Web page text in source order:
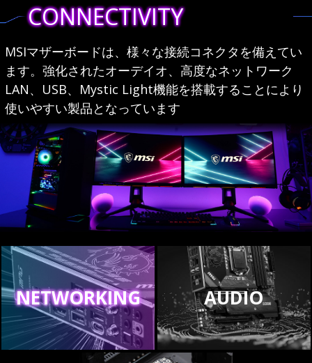
CONNECTIVITY
MSIマザーボードは、様々な接続コネクタを備えてい
ます。強化されたオーデイオ、高度なネットワーク
LAN、USB、Mystic Light機能を搭載することにより
使いやすい製品となっています
NETWORKING AUDIO